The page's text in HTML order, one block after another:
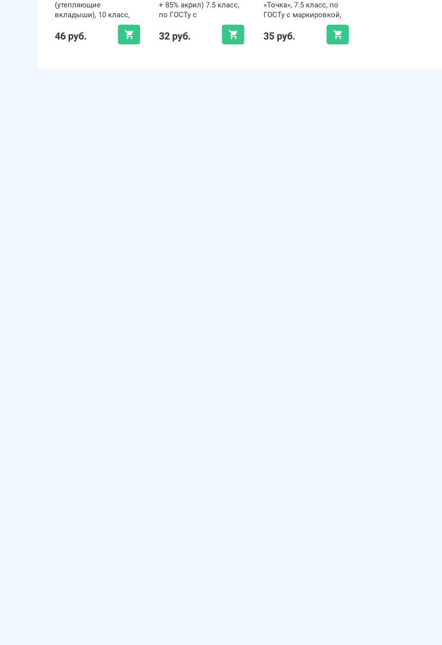
(утепляющие
вкладыши), 10 класс,
маркировкой, чрные,
до -10°С
46 руб.
+ 85% акрил) 7.5 класс,
по ГОСТу с
маркировкой, чёрные,
до -10°С
32 руб.
«Точка», 7.5 класс, по
ГОСТу с маркировкой,
35 руб.